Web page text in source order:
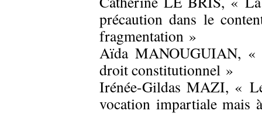
précaution dans le
fragmentation »
Aïda MANOUGUIAN, «
droit constitutionnel »
Irénée-Gildas MAZI, «
vocation impartiale mais